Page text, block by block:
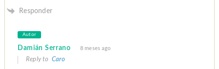
Responder
Autor
Damián Serrano 8 meses ago
Reply to Caro